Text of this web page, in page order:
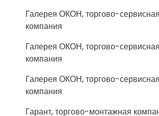
Галерея ОКОН, торгово-сервисная
компания
Галерея ОКОН, торгово-сервисная
компания
Галерея ОКОН, торгово-сервисная
компания
Гарант, торгово-монтажная